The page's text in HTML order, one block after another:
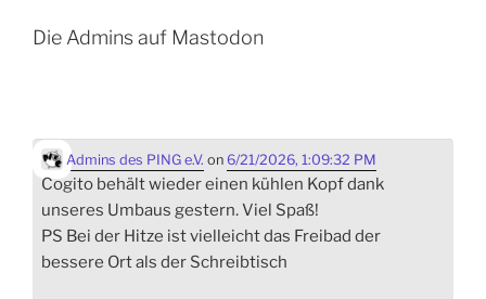
Die Admins auf Mastodon
Admins des PING e.V. on 6/21/2026, 1:09:32 PM
Cogito behält wieder einen kühlen Kopf dank
unseres Umbaus gestern. Viel Spaß!
PS Bei der Hitze ist vielleicht das Freibad der
bessere Ort als der Schreibtisch